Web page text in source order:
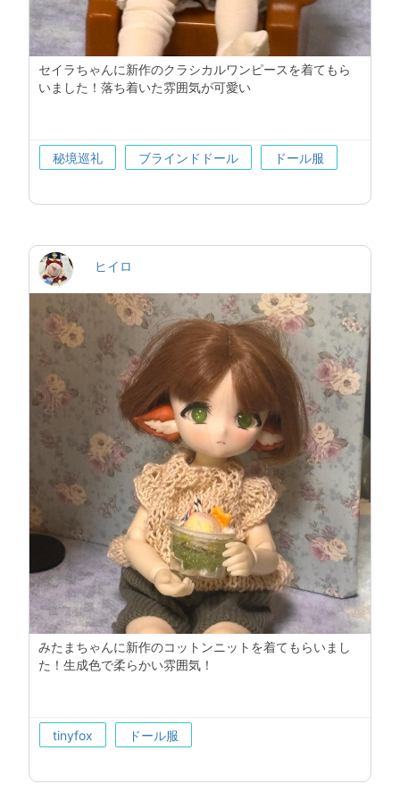
セイラちゃんに新作のクラシカルワンピースを着てもら
いました！落ち着いた雰囲気が可愛い
秘境巡礼 ブラインドドール ドール服
ヒイロ
みたまちゃんに新作のコットンニットを着てもらいまし
た！生成色で柔らかい雰囲気！
tinyfox ドール服